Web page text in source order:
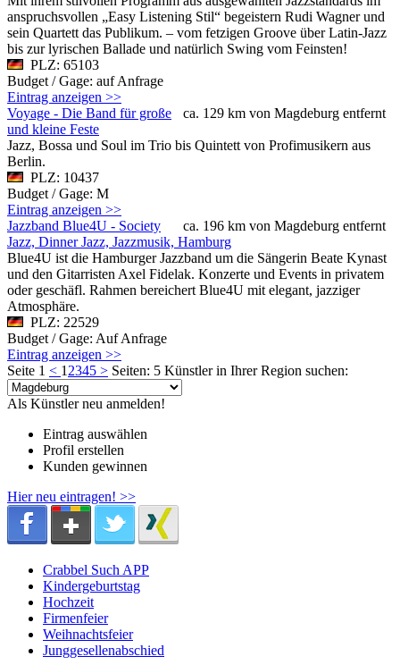
anspruchsvollen „Easy Listening Stil“ begeistern Rudi Wagner und
sein Quartett das Publikum. – vom fetzigen Groove über Latin-Jazz
bis zur lyrischen Ballade und natürlich Swing vom Feinsten!
PLZ: 65103
Budget / Gage: auf Anfrage
Eintrag anzeigen >>
ca. 129 km von Magdeburg entfernt
Voyage - Die Band für große
und kleine Feste
Jazz, Bossa und Soul im Trio bis Quintett von Profimusikern aus
Berlin.
PLZ: 10437
Budget / Gage: M
Eintrag anzeigen >>
ca. 196 km von Magdeburg entfernt
Jazzband Blue4U - Society
Jazz, Dinner Jazz, Jazzmusik, Hamburg
Blue4U ist die Hamburger Jazzband um die Sängerin Beate Kynast
und den Gitarristen Axel Fidelak. Konzerte und Events in privatem
oder geschäfl. Rahmen bereichert Blue4U mit elegant, jazziger
Atmosphäre.
PLZ: 22529
Budget / Gage: Auf Anfrage
Eintrag anzeigen >>
Seite 1 < 1 2345 > Seiten: 5 Künstler in Ihrer Region suchen:
Als Künstler neu anmelden!
Eintrag auswählen
Profil erstellen
Kunden gewinnen
Hier neu eintragen! >>
Crabbel Such APP
Kindergeburtstag
Hochzeit
Firmenfeier
Weihnachtsfeier
Junggesellenabschied